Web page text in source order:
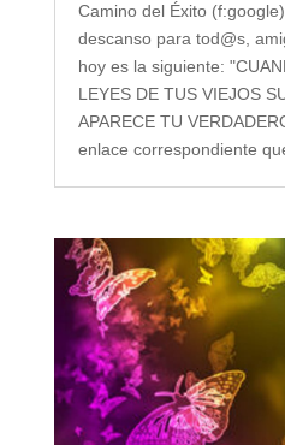
Camino del Éxito
descanso para tod@s,
hoy es la siguiente:
LEYES DE TUS VIEJOS
APARECE TU
enlace correspondiente